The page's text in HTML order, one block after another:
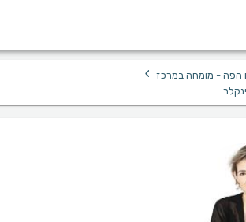
הפה - מומחה במרכז ›